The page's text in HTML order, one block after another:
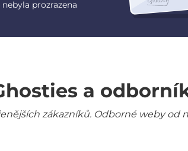
prozrazena
a
zákazníků. Odborné weby od